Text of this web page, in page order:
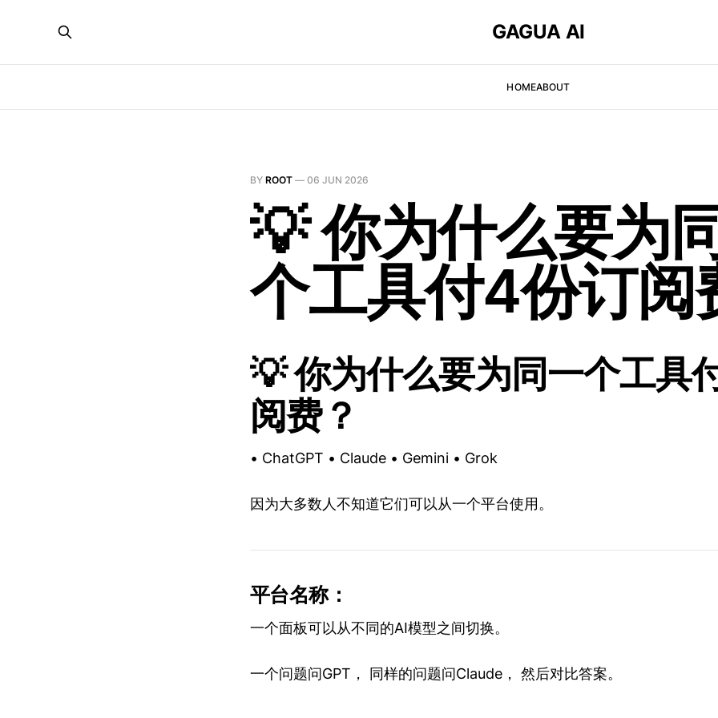
GAGUA AI
HOMEABOUT
BY ROOT — 06 JUN 2026
💡 你为什么要为
个工具付4份订阅
💡 你为什么要为同一个工具
阅费？
• ChatGPT • Claude • Gemini • Grok
因为大多数人不知道它们可以从一个平台使用。
平台名称：
一个面板可以从不同的AI模型之间切换。
一个问题问GPT， 同样的问题问Claude， 然后对比答案。